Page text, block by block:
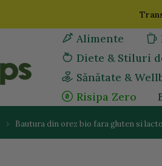
Alimente
Diete & Stiluri
Sănătate &
Risipa Zero
Bautura din orez bio fara gluten si